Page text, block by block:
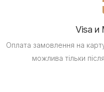
Visa и
Оплата замовлення на
можлива тільки